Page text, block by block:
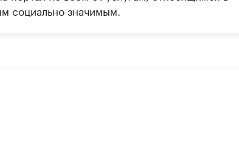
социально значимым.